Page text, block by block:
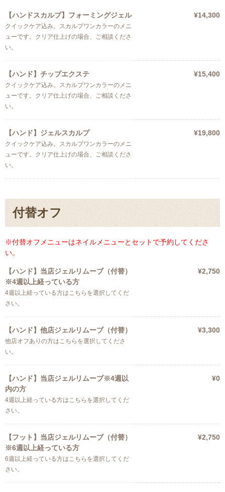
【ハンドスカルプ】フォーミングジェル
クイックケア込み。スカルプワンカラーのメニ
ューです。クリア仕上げの場合、ご相談くださ
い。
¥14,300
【ハンド】チップエクステ
クイックケア込み。スカルプワンカラーのメニ
ューです。クリア仕上げの場合、ご相談くださ
い。
¥15,400
【ハンド】ジェルスカルプ
クイックケア込み。スカルプワンカラーのメニ
ューです。クリア仕上げの場合、ご相談くださ
い。
¥19,800
付替オフ
※付替オフメニューはネイルメニューとセットで予約してくださ
い。
【ハンド】当店ジェルリムーブ（付替）
※4週以上経っている方
4週以上経っている方はこちらを選択してくだ
さい。
¥2,750
【ハンド】他店ジェルリムーブ（付替）
他店オフありの方はこちらを選択してくださ
い。
¥3,300
【ハンド】当店ジェルリムーブ※4週以
内の方
4週以上経っている方はこちらを選択してくだ
さい。
¥0
【フット】当店ジェルリムーブ（付替）
※6週以上経っている方
6週以上経っている方はこちらを選択してくだ
さい。
¥2,750